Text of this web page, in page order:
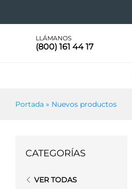
LLÁMANOS
(800) 161 44 17
Portada » Nuevos productos
CATEGORÍAS
VER TODAS